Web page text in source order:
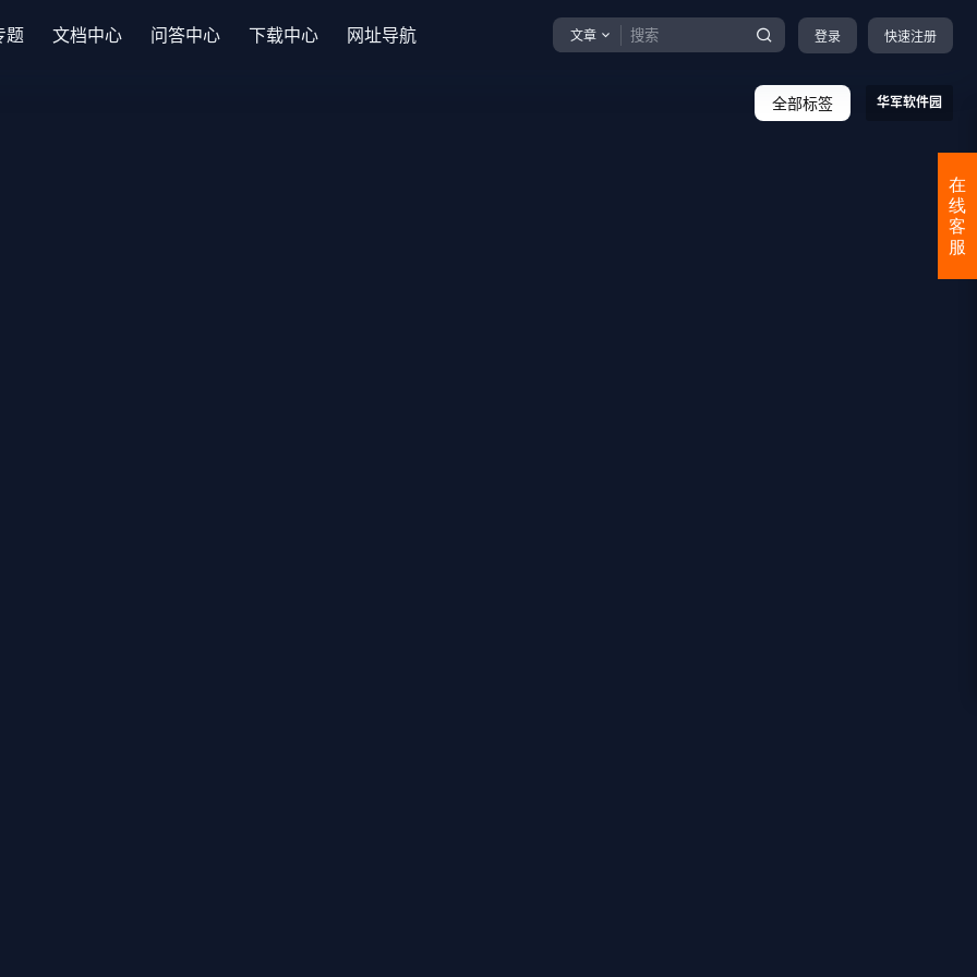
题 文档中心 问答中心 下载中心 网址导航 文章 登录 快速注册
全部标签 华军软件园
在
线
客
服